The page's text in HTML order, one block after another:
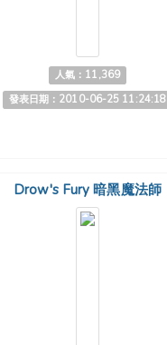
人氣：11,369
發表日期：2010-06-25 11:24:18
Drow's Fury 暗黑魔法師